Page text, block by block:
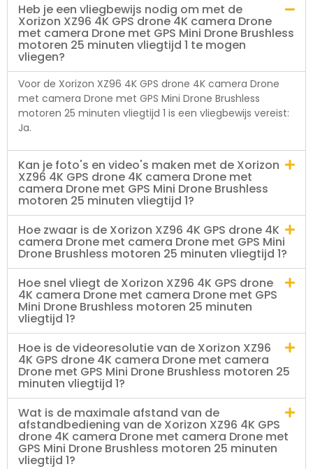
Heb je een vliegbewijs nodig om met de
Xorizon XZ96 4K GPS drone 4K camera Drone
met camera Drone met GPS Mini Drone Brushless
motoren 25 minuten vliegtijd 1 te mogen
vliegen?
Voor de Xorizon XZ96 4K GPS drone 4K camera Drone
met camera Drone met GPS Mini Drone Brushless
motoren 25 minuten vliegtijd 1 is een vliegbewijs vereist:
Ja.
Kan je foto's en video's maken met de Xorizon
XZ96 4K GPS drone 4K camera Drone met
camera Drone met GPS Mini Drone Brushless
motoren 25 minuten vliegtijd 1?
Hoe zwaar is de Xorizon XZ96 4K GPS drone 4K
camera Drone met camera Drone met GPS Mini
Drone Brushless motoren 25 minuten vliegtijd 1?
Hoe snel vliegt de Xorizon XZ96 4K GPS drone
4K camera Drone met camera Drone met GPS
Mini Drone Brushless motoren 25 minuten
vliegtijd 1?
Hoe is de videoresolutie van de Xorizon XZ96
4K GPS drone 4K camera Drone met camera
Drone met GPS Mini Drone Brushless motoren 25
minuten vliegtijd 1?
Wat is de maximale afstand van de
afstandbediening van de Xorizon XZ96 4K GPS
drone 4K camera Drone met camera Drone met
GPS Mini Drone Brushless motoren 25 minuten
vliegtijd 1?